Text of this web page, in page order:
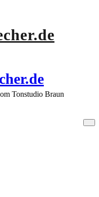
Tonstudio Braun